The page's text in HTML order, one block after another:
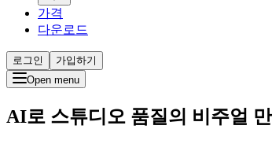
가격
다운로드
로그인
가입하기
Open menu
AI로 스튜디오 품질의 비주얼 만